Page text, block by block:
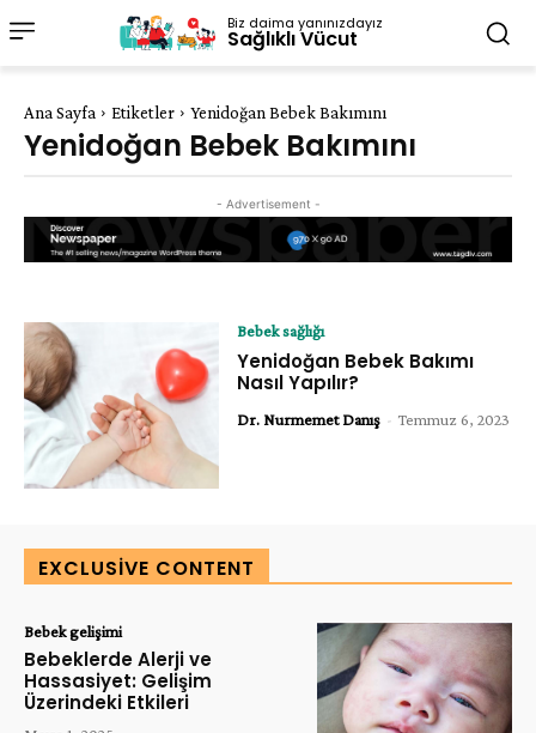
Biz daima yanınızdayız
Sağlıklı Vücut
Ana Sayfa Etiketler Yenidoğan Bebek Bakımını
Yenidoğan Bebek Bakımını
- Advertisement -
Bebek sağlığı
Yenidoğan Bebek Bakımı
Nasıl Yapılır?
Dr. Nurmemet Danış - Temmuz 6, 2023
EXCLUSIVE CONTENT
Bebek gelişimi
Bebeklerde Alerji ve
Hassasiyet: Gelişim
Üzerindeki Etkileri